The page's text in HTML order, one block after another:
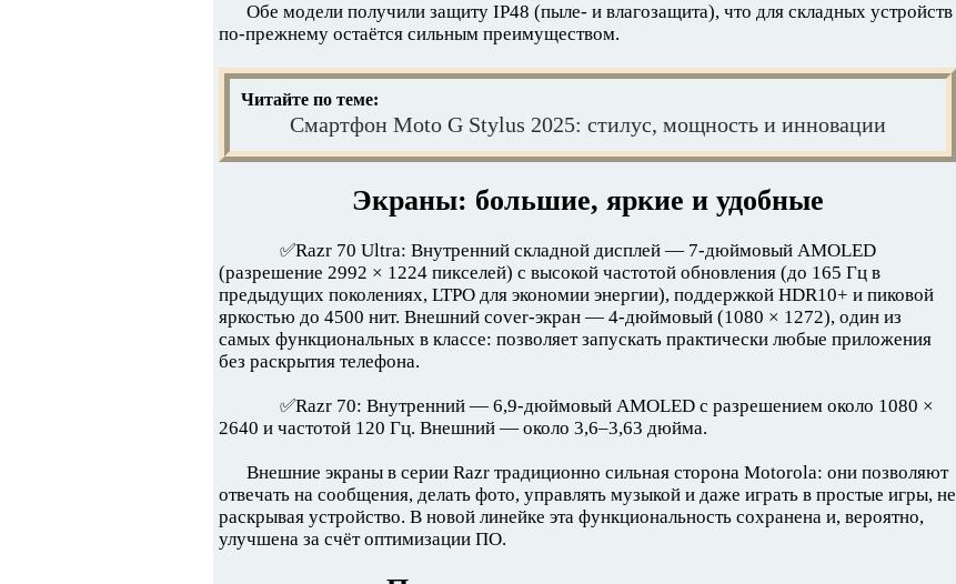
Обе модели получили защиту IP48 (пыле- и влагозащита), что для складных устройств
по-прежнему остаётся сильным преимуществом.
Читайте по теме:
Смартфон Moto G Stylus 2025: стилус, мощность и инновации
Экраны: большие, яркие и удобные
✅Razr 70 Ultra: Внутренний складной дисплей — 7-дюймовый AMOLED
(разрешение 2992 × 1224 пикселей) с высокой частотой обновления (до 165 Гц в
предыдущих поколениях, LTPO для экономии энергии), поддержкой HDR10+ и пиковой
яркостью до 4500 нит. Внешний cover-экран — 4-дюймовый (1080 × 1272), один из
самых функциональных в классе: позволяет запускать практически любые приложения
без раскрытия телефона.
✅Razr 70: Внутренний — 6,9-дюймовый AMOLED с разрешением около 1080 ×
2640 и частотой 120 Гц. Внешний — около 3,6–3,63 дюйма.
Внешние экраны в серии Razr традиционно сильная сторона Motorola: они позволяют
отвечать на сообщения, делать фото, управлять музыкой и даже играть в простые игры, не
раскрывая устройство. В новой линейке эта функциональность сохранена и, вероятно,
улучшена за счёт оптимизации ПО.